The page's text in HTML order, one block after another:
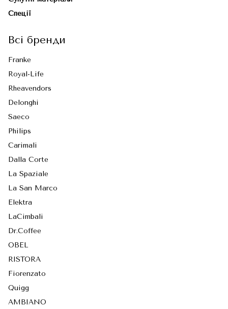
Спеції
Всі бренди
Franke
Royal-Life
Rheavendors
Delonghi
Saeco
Philips
Carimali
Dalla Corte
La Spaziale
La San Marco
Elektra
LaCimbali
Dr.Coffee
OBEL
RISTORA
Fiorenzato
Quigg
AMBIANO